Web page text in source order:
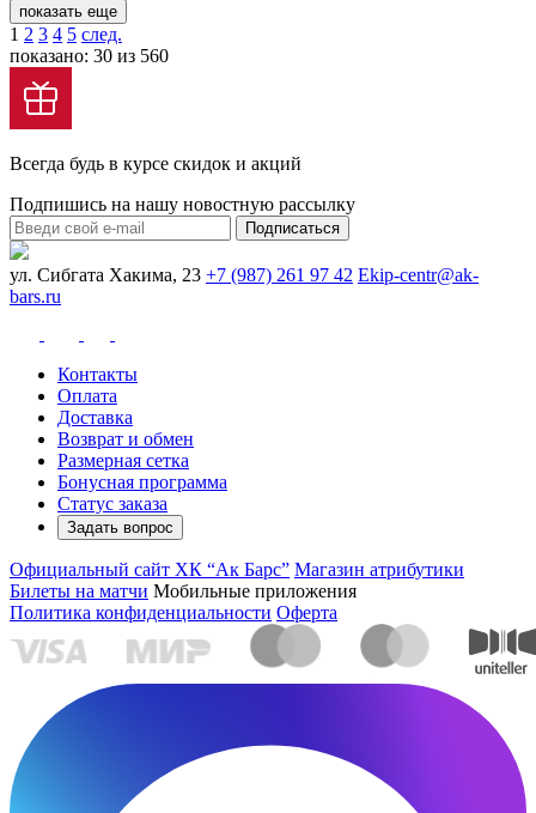
показать еще
1 2 3 4 5 след.
показано: 30 из 560
Всегда будь в курсе скидок и акций
Подпишись на нашу новостную рассылку
Подписаться
ул. Сибгата Хакима, 23 +7 (987) 261 97 42 Ekip-centr@ak-
bars.ru
Контакты
Оплата
Доставка
Возврат и обмен
Размерная сетка
Бонусная программа
Статус заказа
Задать вопрос
Официальный сайт ХК “Ак Барс” Магазин атрибутики
Билеты на матчи Мобильные приложения
Политика конфиденциальности Оферта